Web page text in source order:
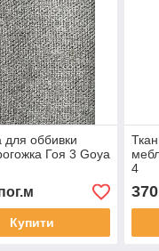
для оббивки
Гоя 3 Goya
Купити
4
370